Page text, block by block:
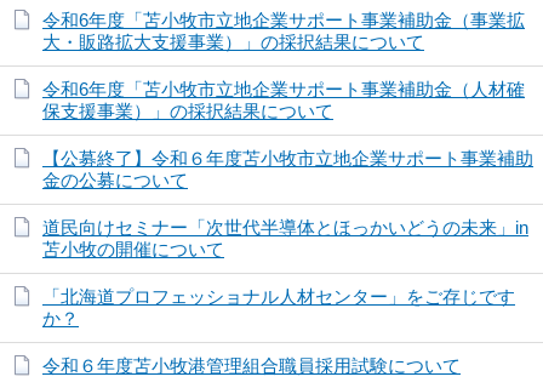
令和6年度「苫小牧市立地企業サポート事業補助金（事業拡
大・販路拡大支援事業）」の採択結果について
令和6年度「苫小牧市立地企業サポート事業補助金（人材確
保支援事業）」の採択結果について
【公募終了】令和６年度苫小牧市立地企業サポート事業補助
金の公募について
道民向けセミナー「次世代半導体とほっかいどうの未来」in
苫小牧の開催について
「北海道プロフェッショナル人材センター」をご存じです
か？
令和６年度苫小牧港管理組合職員採用試験について